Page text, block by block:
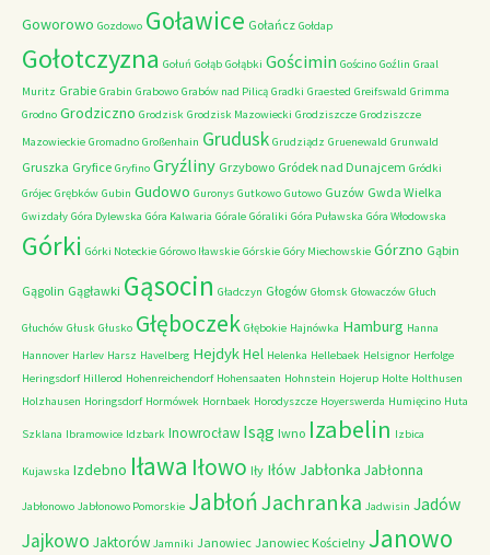
Goworowo Gozdowo Goławice Gołańcz Gołdap
Gołotczyzna Gołuń Gołąb Gołąbki Gościmin Gościno Goźlin Graal
Muritz Grabie Grabin Grabowo Grabów nad Pilicą Gradki Graested Greifswald Grimma
Grodno Grodziczno Grodzisk Grodzisk Mazowiecki Grodziszcze Grodziszcze
Mazowieckie Gromadno Großenhain Grudusk Grudziądz Gruenewald Grunwald
Gruszka Gryfice Gryfino Gryźliny Grzybowo Gródek nad Dunajcem Gródki
Grójec Grębków Gubin Gudowo Guronys Gutkowo Gutowo Guzów Gwda Wielka
Gwizdały Góra Dylewska Góra Kalwaria Górale Góraliki Góra Puławska Góra Włodowska
Górki Górki Noteckie Górowo Iławskie Górskie Góry Miechowskie Górzno Gąbin
Gągolin Gągławki Gąsocin Gładczyn Głogów Głomsk Głowaczów Głuch
Głuchów Głusk Głusko Głęboczek Głębokie Hajnówka Hamburg Hanna
Hannover Harlev Harsz Havelberg HejdykHel Helenka Hellebaek Helsignor Herfolge
Heringsdorf Hillerod Hohenreichendorf Hohensaaten Hohnstein Hojerup Holte Holthusen
Holzhausen Horingsdorf Hormówek Hornbaek Horodyszcze Hoyerswerda Humięcino Huta
Szklana Ibramowice Idzbark Inowrocław Isąg Iwno Izabelin Izbica
Kujawska Izdebno Iława Iłowo Iły Iłów Jabłonka Jabłonna
Jabłonowo Jabłonowo Pomorskie JabłońJachranka Jadwisin Jadów
Jajkowo Jaktorów Jamniki Janowiec Janowiec Kościelny Janowo